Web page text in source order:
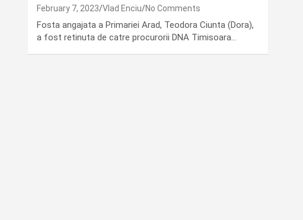
February 7, 2023 Vlad Enciu No Comments
Fosta angajata a Primariei Arad, Teodora Ciunta (Dora),
a fost retinuta de catre procurorii DNA Timisoara…